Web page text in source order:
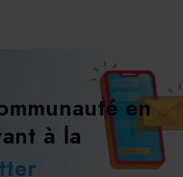
en
à la